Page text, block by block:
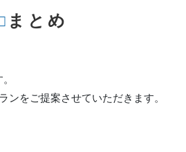
□まとめ
をご提案させていただきます。